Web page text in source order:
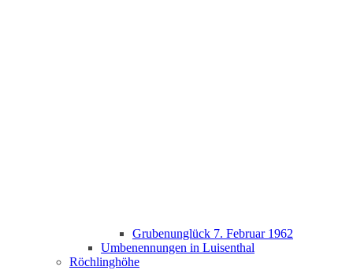
Grubenunglück 7. Februar 1962
Umbenennungen in Luisenthal
Röchlinghöhe